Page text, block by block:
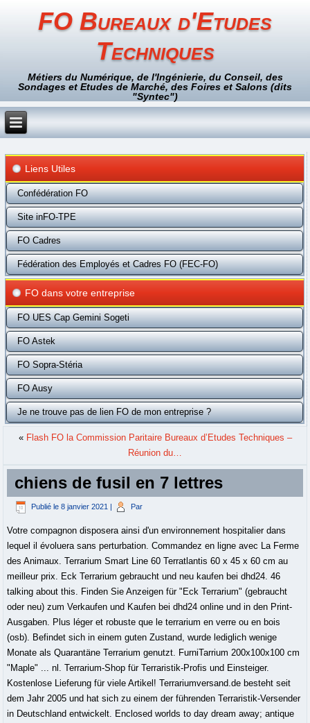
FO Bureaux d'Etudes
Techniques
Métiers du Numérique, de l'Ingénierie, du Conseil, des
Sondages et Etudes de Marché, des Foires et Salons (dits
"Syntec")
Liens Utiles
Confédération FO
Site inFO-TPE
FO Cadres
Fédération des Employés et Cadres FO (FEC-FO)
FO dans votre entreprise
FO UES Cap Gemini Sogeti
FO Astek
FO Sopra-Stéria
FO Ausy
Je ne trouve pas de lien FO de mon entreprise ?
« Flash FO la Commission Paritaire Bureaux d’Etudes Techniques –
Réunion du…
chiens de fusil en 7 lettres
Publié le 8 janvier 2021 Par
Votre compagnon disposera ainsi d'un environnement hospitalier dans
lequel il évoluera sans perturbation. Commandez en ligne avec La Ferme
des Animaux. Terrarium Smart Line 60 Terratlantis 60 x 45 x 60 cm au
meilleur prix. Eck Terrarium gebraucht und neu kaufen bei dhd24. 46
talking about this. Finden Sie Anzeigen für "Eck Terrarium" (gebraucht
oder neu) zum Verkaufen und Kaufen bei dhd24 online und in den Print-
Ausgaben. Plus léger et robuste que le terrarium en verre ou en bois
(osb). Befindet sich in einem guten Zustand, wurde lediglich wenige
Monate als Quarantäne Terrarium genutzt. FurniTarrium 200x100x100 cm
"Maple" ... nl. Terrarium-Shop für Terraristik-Profis und Einsteiger.
Kostenlose Lieferung für viele Artikel! Terrariumversand.de besteht seit
dem Jahr 2005 und hat sich zu einem der führenden Terraristik-Versender
in Deutschland entwickelt. Enclosed worlds to day dream away; antique